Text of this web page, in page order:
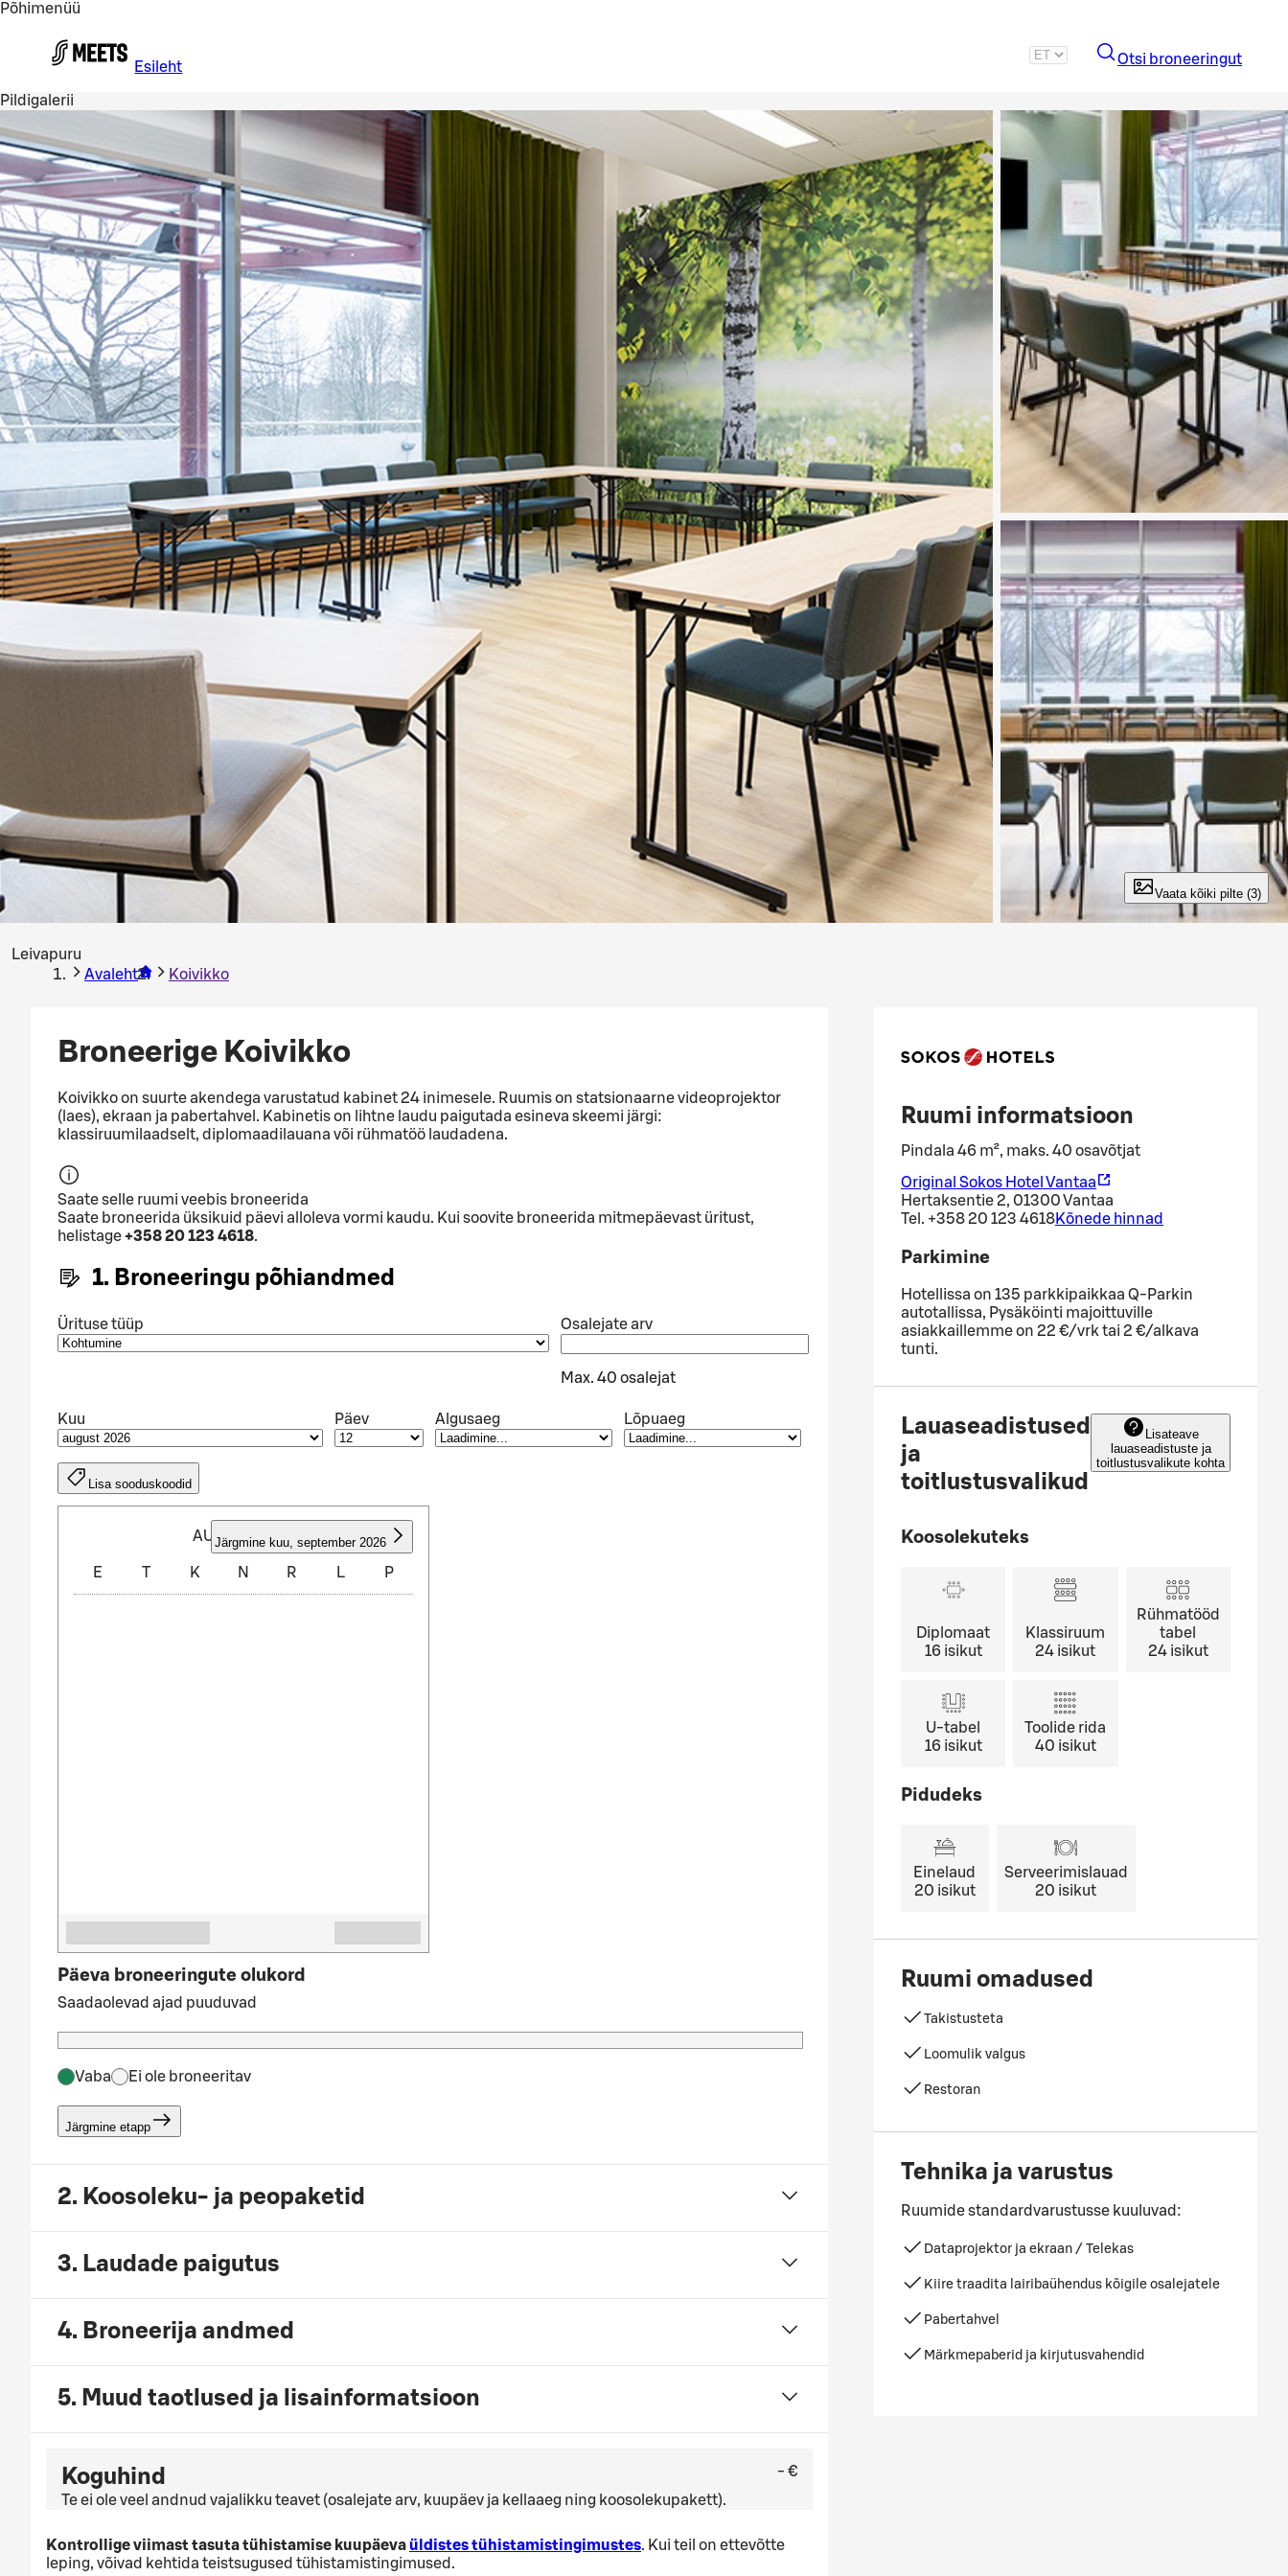
Põhimenüü
Esileht Otsi broneeringut
Pildigalerii
Vaata pilti 1 / 3
Vaata pilti 2 / 3
Vaata pilti 3 / 3
Vaata kõiki pilte (3)
Leivapuru
Avaleht
Koivikko
Broneerige Koivikko
Koivikko on suurte akendega varustatud kabinet 24 inimesele. Ruumis on statsionaarne videoprojektor
(laes), ekraan ja pabertahvel. Kabinetis on lihtne laudu paigutada esineva skeemi järgi:
klassiruumilaadselt, diplomaadilauana või rühmatöö laudadena.
Saate selle ruumi veebis broneerida
Saate broneerida üksikuid päevi alloleva vormi kaudu. Kui soovite broneerida mitmepäevast üritust,
helistage+358 20 123 4618.
Ruumi informatsioon
Pindala 46 m², maks. 40 osavõtjat
Original Sokos Hotel Vantaa
Hertaksentie 2, 01300 Vantaa
Tel. +358 20 123 4618Kõnede hinnad
Parkimine
Hotellissa on 135 parkkipaikkaa Q-Parkin
autotallissa, Pysäköinti majoittuville
asiakkaillemme on 22 €/vrk tai 2 €/alkava
tunti.
Lauaseadistused
ja
toitlustusvalikud
Lisateave
lauaseadistuste ja
toitlustusvalikute kohta
Koosolekuteks
Diplomaat
16 isikut
Klassiruum
24 isikut
Rühmatööd
tabel
24 isikut
U-tabel
16 isikut
Toolide rida
40 isikut
Pidudeks
Einelaud
20 isikut
Serveerimislauad
20 isikut
Ruumi omadused
Takistusteta
Loomulik valgus
Restoran
Tehnika ja varustus
Ruumide standardvarustusse kuuluvad:
Dataprojektor ja ekraan / Telekas
Kiire traadita lairibaühendus kõigile osalejatele
Pabertahvel
Märkmepaberid ja kirjutusvahendid
1. Broneeringu põhiandmed
Ürituse tüüp Osalejate arv
Max. 40 osalejat
Kuu Päev Algusaeg Lõpuaeg
Lisa sooduskoodid
AUGUST 2026
Järgmine kuu, september 2026
E T K N R L P
Päeva broneeringute olukord
Saadaolevad ajad puuduvad
Vaba Ei ole broneeritav
Järgmine etapp
2. Koosoleku- ja peopaketid
3. Laudade paigutus
4. Broneerija andmed
5. Muud taotlused ja lisainformatsioon
Koguhind
- €
Te ei ole veel andnud vajalikku teavet (osalejate arv, kuupäev ja kellaaeg ning koosolekupakett).
Kontrollige viimast tasuta tühistamise kuupäevaüldistes tühistamistingimustes. Kui teil on ettevõtte
leping, võivad kehtida teistsugused tühistamistingimused.